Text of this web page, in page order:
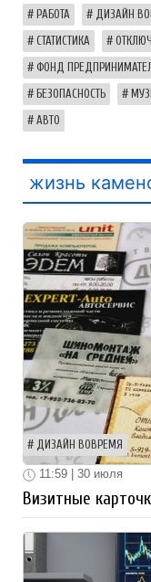
РАБОТА ДИЗАЙН
СТАТИСТИКА
ФОНД
БЕЗОПАСНОСТЬ
АВТО
жизнь
ДИЗАЙН ВОВРЕМЯ
11:59 | 30 июля
Визитные